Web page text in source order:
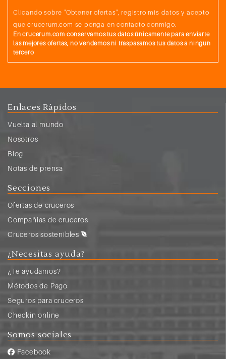
Clicando sobre "Obtener ofertas", registro mis datos y acepto
que crucerum.com se ponga en contacto conmigo.
En crucerum.com conservamos tus datos únicamente para enviarte
las mejores ofertas, no vendemos ni traspasamos tus datos a ningun
tercero
Enlaces Rápidos
Vuelta al mundo
Nosotros
Blog
Notas de prensa
Secciones
Ofertas de cruceros
Compañias de cruceros
Cruceros sostenibles
¿Necesitas ayuda?
¿Te ayudamos?
Métodos de Pago
Seguros para cruceros
Checkin online
Somos sociales
Facebook